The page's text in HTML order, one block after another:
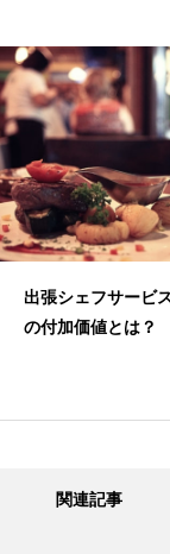
出張シェフサービ
の付加価値とは？
関連記事